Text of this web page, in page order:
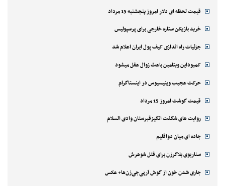
قیمت لحظه ای دلار امروز پنجشنبه 15 مرداد
خرید بازیکن ستاره خارجی برای پرسپولیس
جزئیات راه اندازی کیف پول ایران اعلام شد
کمبوداین ویتامین باعث زوال عقل میشود
حرکت عجیب وینیسیوس در اینستاگرام
قیمت گوشت امروز 15 مرداد
روایت های شگفت انگیزقبرستان وادی السلام
جاده ای میان دواقلیم
سناریوی بلاگرزن برای قتل شوهرش
جاری شدن خون از گوش آرپی‌جی‌زن‌ها+ عکس